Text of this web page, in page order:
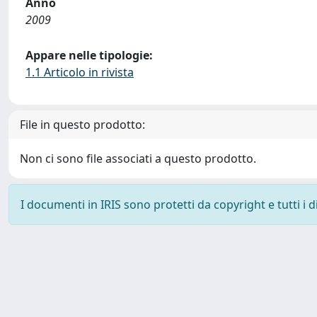
2009
Appare nelle tipologie:
1.1 Articolo in rivista
File in questo prodotto:
Non ci sono file associati a questo prodotto.
I documenti in IRIS sono protetti da copyright e tutti i